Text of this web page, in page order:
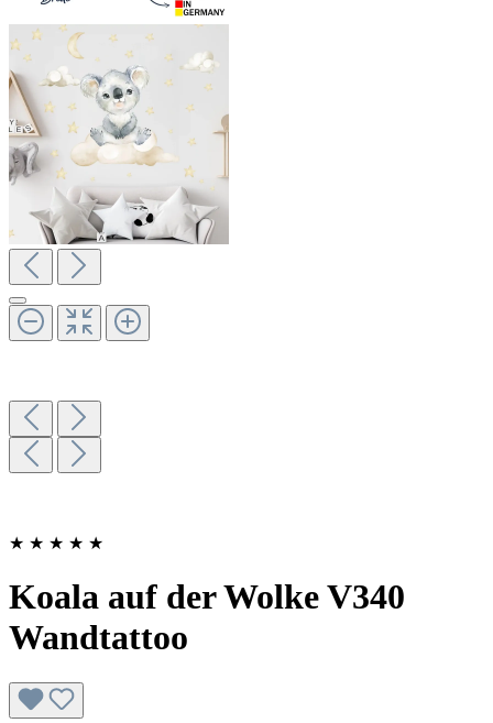
★ ★ ★ ★ ★
Koala auf der Wolke V340
Wandtattoo